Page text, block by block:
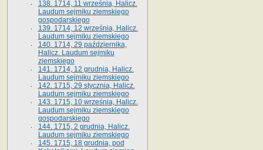
138. 1714, 11 września, Halicz.
Laudum sejmiku ziemskiego
gospodarskiego
139. 1714, 12 września, Halicz.
Laudum sejmiku ziemskiego
140. 1714, 29 października,
Halicz. Laudum sejmiku
ziemskiego
141. 1714, 12 grudnia, Halicz.
Laudum sejmiku ziemskiego
142. 1715, 29 stycznia, Halicz.
Laudum sejmiku ziemskiego
143. 1715, 10 września, Halicz.
Laudum sejmiku ziemskiego
gospodarskiego
144. 1715, 2 grudnia, Halicz.
Laudum sejmiku ziemskiego
145. 1715, 18 grudnia, pod